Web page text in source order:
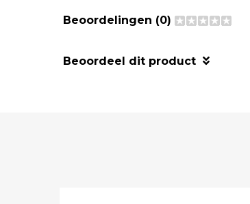
Beoordelingen (0)
Beoordeel dit product